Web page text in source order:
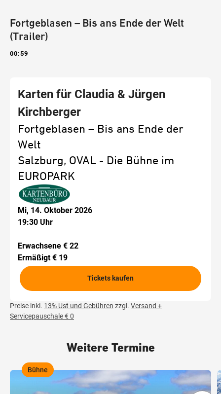
Fortgeblasen – Bis ans Ende der Welt
(Trailer)
00:59
Karten für Claudia & Jürgen
Kirchberger
Fortgeblasen – Bis ans Ende der
Welt
Salzburg, OVAL - Die Bühne im
EUROPARK
Mi, 14. Oktober 2026
19:30 Uhr
Erwachsene € 22
Ermäßigt € 19
Tickets kaufen
Preise inkl. 13% Ust und Gebühren zzgl. Versand +
Servicepauschale € 0
Weitere Termine
,
Bühne
,